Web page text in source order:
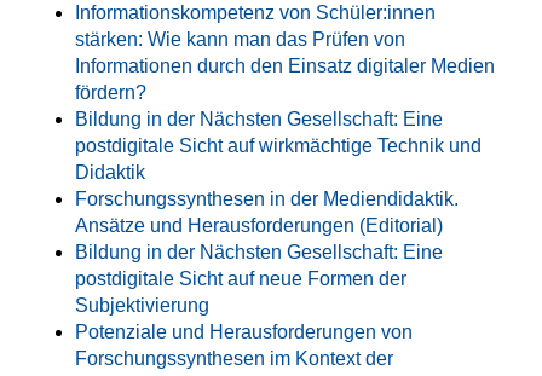
Informationskompetenz von Schüler:innen
stärken: Wie kann man das Prüfen von
Informationen durch den Einsatz digitaler Medien
fördern?
Bildung in der Nächsten Gesellschaft: Eine
postdigitale Sicht auf wirkmächtige Technik und
Didaktik
Forschungssynthesen in der Mediendidaktik.
Ansätze und Herausforderungen (Editorial)
Bildung in der Nächsten Gesellschaft: Eine
postdigitale Sicht auf neue Formen der
Subjektivierung
Potenziale und Herausforderungen von
Forschungssynthesen im Kontext der